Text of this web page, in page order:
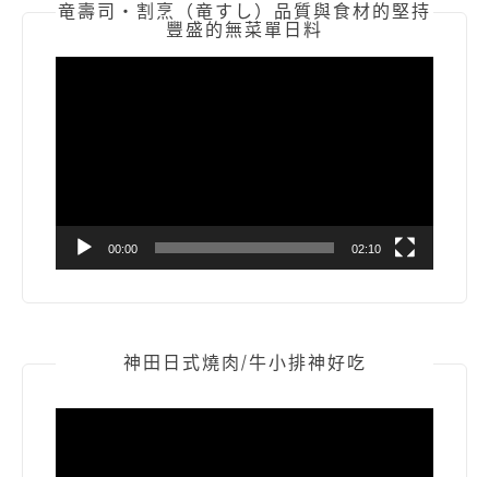
竜壽司‧割烹（竜すし）品質與食材的堅持
豐盛的無菜單日料
00:00 02:10
神田日式燒肉/牛小排神好吃